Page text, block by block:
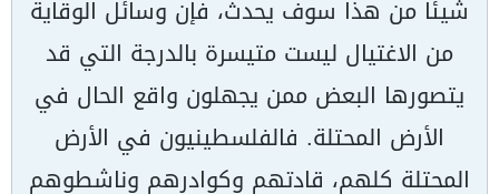
شيئا من هذا سوف يحدث، فإن وسائل الوقاية
من الاغتيال ليست متيسرة بالدرجة التي قد
يتصورها البعض ممن يجهلون واقع الحال في
الأرض المحتلة. فالفلسطينيون في الأرض
المحتلة كلهم، قادتهم وكوادرهم وناشطوهم